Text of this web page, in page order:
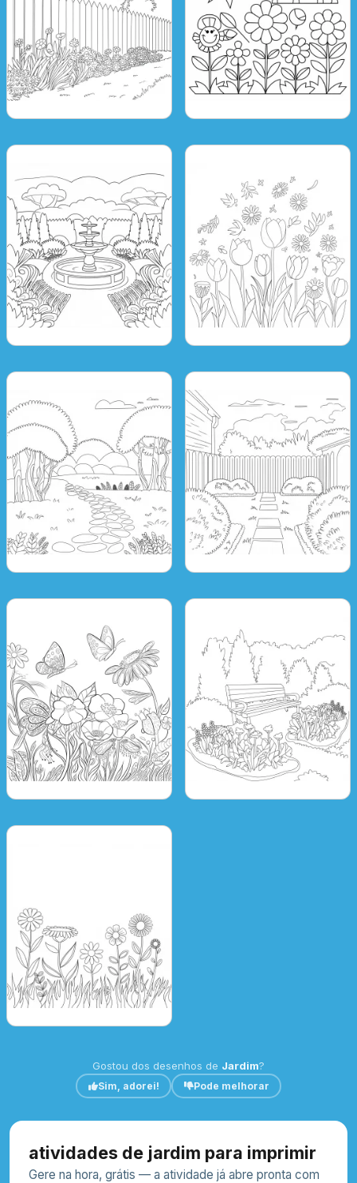
Gostou dos desenhos de Jardim?
Sim, adorei! Pode melhorar
atividades de jardim para imprimir
Gere na hora, grátis — a atividade já abre pronta com